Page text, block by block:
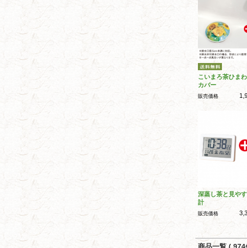
こいまろ茶ひま
カバー
販売価格
深蒸し茶と見や
計
販売価格